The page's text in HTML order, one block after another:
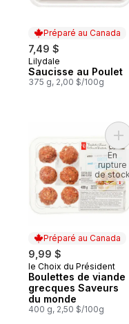
Préparé au Canada
7,49 $
Préparé au Canada
Lilydale
Saucisse au Poulet
375 g, 2,00 $/100g
Préparé au Canada
9,99 $
Préparé au Canada
le Choix du Président
Boulettes de viande
grecques Saveurs
du monde
400 g, 2,50 $/100g
En
rupture
de stock